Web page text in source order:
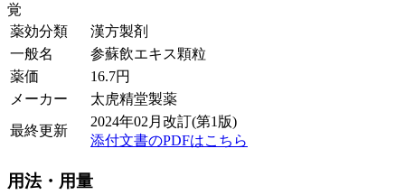
覚
薬効分類
漢方製剤
一般名
参蘇飲エキス顆粒
薬価
16.7円
メーカー
太虎精堂製薬
最終更新
2024年02月改訂(第1版)
添付文書のPDFはこちら
用法・用量